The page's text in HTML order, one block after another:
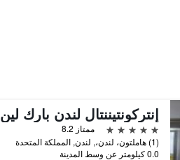
إنتركونتيننتال لندن بارك لين
5 نجوم
ممتاز 8.2
(1) هاملتون، لندن،, لندن, المملكة المتحدة
0.0 كيلومتر عن وسط المدينة